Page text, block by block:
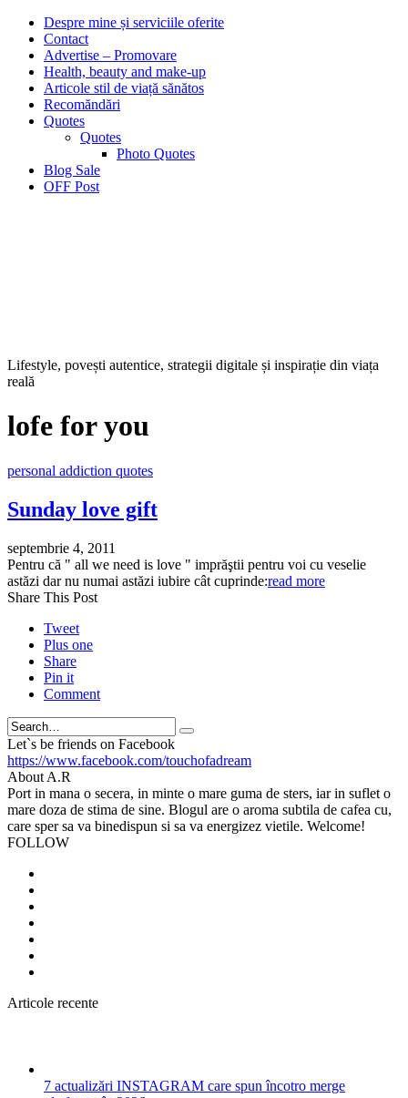
Despre mine și serviciile oferite
Contact
Advertise – Promovare
Health, beauty and make-up
Articole stil de viață sănătos
Recomăndări
Quotes
Quotes
Photo Quotes
Blog Sale
OFF Post
Lifestyle, povești autentice, strategii digitale și inspirație din viața
reală
lofe for you
personal addiction quotes
Sunday love gift
septembrie 4, 2011
Pentru că " all we need is love " imprăştii pentru voi cu veselie
astăzi dar nu numai astăzi iubire cât cuprinde:read more
Share This Post
Tweet
Plus one
Share
Pin it
Comment
Search
Let`s be friends on Facebook
https://www.facebook.com/touchofadream
About A.R
Port in mana o secera, in minte o mare guma de sters, iar in suflet o
mare doza de stima de sine. Blogul are o aroma subtila de cafea cu,
care sper sa va binedispun si sa va energizez vietile. Welcome!
FOLLOW
Articole recente
7 actualizări INSTAGRAM care spun încotro merge